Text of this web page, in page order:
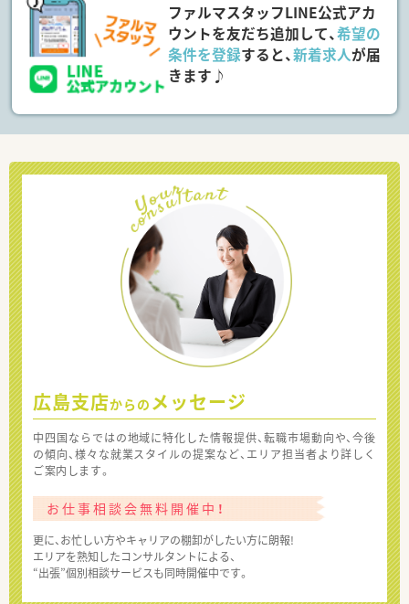
ファルマスタッフLINE公式アカ
ウントを友だち追加して、希望の
条件を登録すると、新着求人が届
きます♪
広島支店からの メッセージ
中四国ならではの地域に特化した情報提供、転職市場動向や、今後
の傾向、様々な就業スタイルの提案など、エリア担当者より詳しく
ご案内します。
お仕事相談会無料開催中！
更に、お忙しい方やキャリアの棚卸がしたい方に朗報!
エリアを熟知したコンサルタントによる、
“出張”個別相談サービスも同時開催中です。